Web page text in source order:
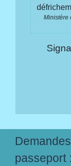
Ministère
passeport